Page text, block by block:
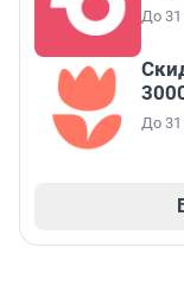
До 31
До 31